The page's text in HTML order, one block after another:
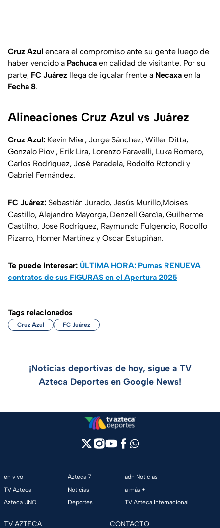
Cruz Azul encara el compromiso ante su gente luego de
haber vencido a Pachuca en calidad de visitante. Por su
parte, FC Juárez llega de igualar frente a Necaxa en la
Fecha 8.
Alineaciones Cruz Azul vs Juárez
Cruz Azul: Kevin Mier, Jorge Sánchez, Willer Ditta,
Gonzalo Piovi, Erik Lira, Lorenzo Faravelli, Luka Romero,
Carlos Rodríguez, José Paradela, Rodolfo Rotondi y
Gabriel Fernández.
FC Juárez: Sebastián Jurado, Jesús Murillo,Moises
Castillo, Alejandro Mayorga, Denzell García, Guilherme
Castilho, Jose Rodríguez, Raymundo Fulgencio, Rodolfo
Pizarro, Homer Martínez y Oscar Estupiñan.
Te puede interesar: ÚLTIMA HORA: Pumas RENUEVA
contratos de sus FIGURAS en el Apertura 2025
Tags relacionados
Cruz Azul FC Juárez
¡Noticias deportivas de hoy, sigue a TV
Azteca Deportes en Google News!
en vivo
TV Azteca
Azteca UNO
Azteca 7
Noticias
Deportes
adn Noticias
a más +
TV Azteca Internacional
TV AZTECA CONTACTO